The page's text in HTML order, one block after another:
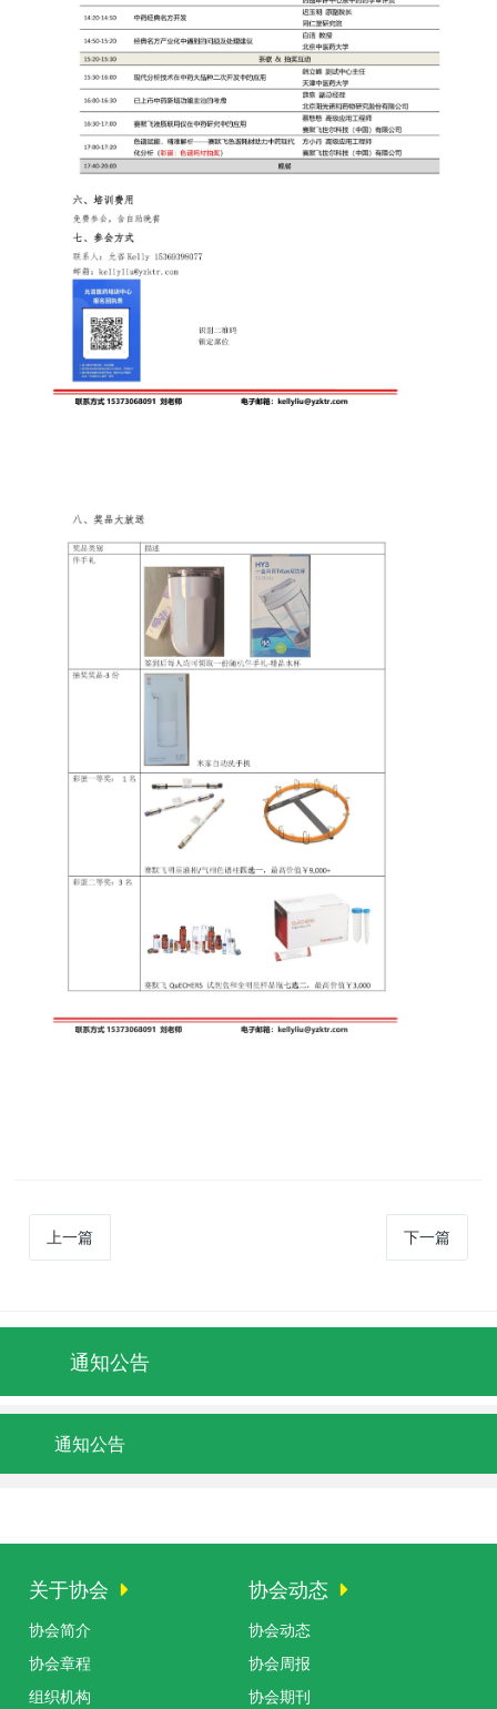
上一篇 下一篇
通知公告
通知公告
关于协会
协会简介
协会章程
组织机构
协会动态
协会动态
协会周报
协会期刊